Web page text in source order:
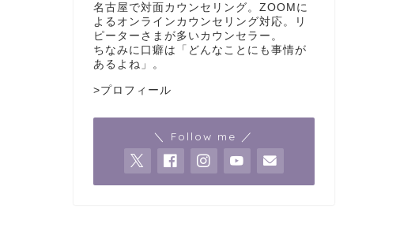
名古屋で対面カウンセリング。ZOOMに
よるオンラインカウンセリング対応。リ
ピーターさまが多いカウンセラー。
ちなみに口癖は「どんなことにも事情が
あるよね」。
>プロフィール
＼ Follow me ／